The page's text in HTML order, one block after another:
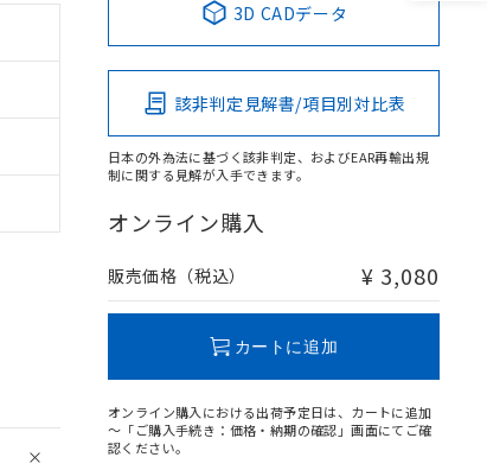
3D CADデータ
該非判定見解書/項目別対比表
日本の外為法に基づく該非判定、およびEAR再輸出規
制に関する見解が入手できます。
オンライン購入
販売価格（税込） ¥ 3,080
カートに追加
オンライン購入における出荷予定日は、カートに追加
～「ご購入手続き：価格・納期の確認」画面にてご確
認ください。